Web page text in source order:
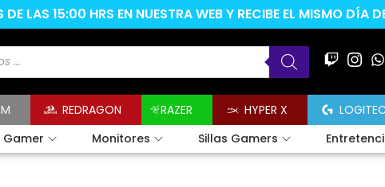
DE LAS 15:00 HRS EN NUESTRA WEB Y RECIBE EL MISMO DÍA
REDRAGON RAZER HYPER X
Gamer Monitores Sillas Gamers